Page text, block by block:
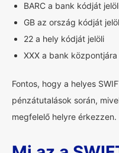
BARC a bank kódját
GB az ország kódját
22 a hely kódját jelöli
XXX a bank központjára
Fontos, hogy a helyes
pénzátutalások során,
megfelelő helyre érkezzen.